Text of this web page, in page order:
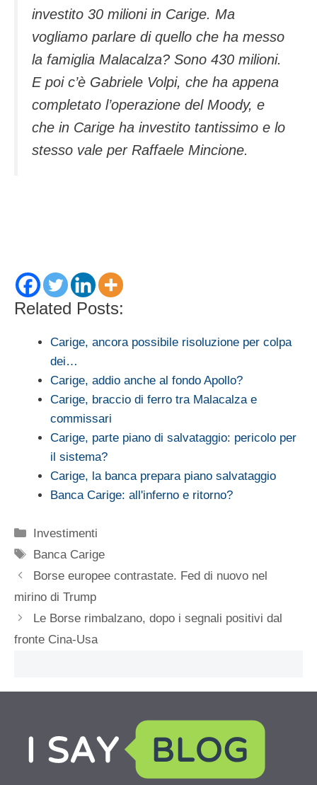
investito 30 milioni in Carige. Ma
vogliamo parlare di quello che ha messo
la famiglia Malacalza? Sono 430 milioni.
E poi c’è Gabriele Volpi, che ha appena
completato l’operazione del Moody, e
che in Carige ha investito tantissimo e lo
stesso vale per Raffaele Mincione.
Related Posts:
Carige, ancora possibile risoluzione per colpa
dei…
Carige, addio anche al fondo Apollo?
Carige, braccio di ferro tra Malacalza e
commissari
Carige, parte piano di salvataggio: pericolo per
il sistema?
Carige, la banca prepara piano salvataggio
Banca Carige: all'inferno e ritorno?
Categorie
Investimenti
Tag
Banca Carige
Borse europee contrastate. Fed di nuovo nel
mirino di Trump
Le Borse rimbalzano, dopo i segnali positivi dal
fronte Cina-Usa